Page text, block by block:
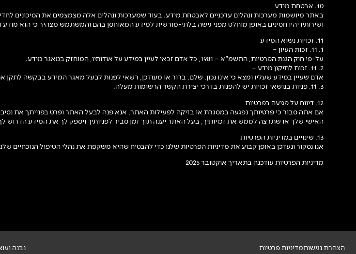
10. אבטחת מידע
באתר מיושמות מערכות ונהלים עדכניים לאבטחת מידע. בעוד שמערכות ונהלים אלה מצמצמים את הסיכונים
ושירותיו יהיו חסינים באופן מוחלט מפני גישה בלתי-מורשית למידע המאוחסן בהם והמשתמש מצהיר כי הוא מודע
11. זכויות נשוא המידע
1. 11. זכות העיון –
על-פי חוק הגנת הפרטיות, התשמ"א – 1981, כל אדם זכאי לעיין במידע על אודותיו, המוחזק במאגר מידע.
2. 11. זכות לתיקון מידע –
אדם שעיין במידע שעליו ומצא כי אינו נכון, שלם, ברור או מעודכן, רשאי לפנות לבעל מאגר המידע בבקשה לתקן
3. 11. פניות בנושאי זכויות יש להפנות בדרכי יצירת הקשר הרשומות מעלה.
12. דיווח על פגיעה בפרטיות
אם אתה סבור כי פרטיותך נפגעה במסגרת או בזיקה לפעילות האתר, אנא פנה לבעל האתר ופרט בפנייתך את
האישי שלך או שתרצה לממש את זכויותיך, בעל האתר יענה תוך זמן סביר לפניותיך ויספק לך את המידע
13. שינויים במדיניות הפרטיות
אנו נסקור ונעדכן באופן קבוע את מדיניות הפרטיות שלנו כדי להבטיח שהיא משקפת את נהלי הטיפול הנוכחיים
מדיניות הפרטיות עודכנה בתאריך אוקטובר 2025
הצהרת נגישותמדיניות פרטיות נבנה